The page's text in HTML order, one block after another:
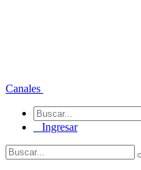
Canales
Ingresar